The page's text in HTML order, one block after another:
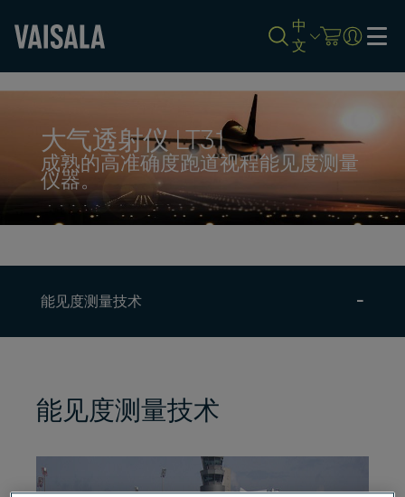
content
中
文
大气透射仪 LT31
成熟的高准确度跑道视程能见度测量
仪器。
能见度测量技术
能见度测量技术